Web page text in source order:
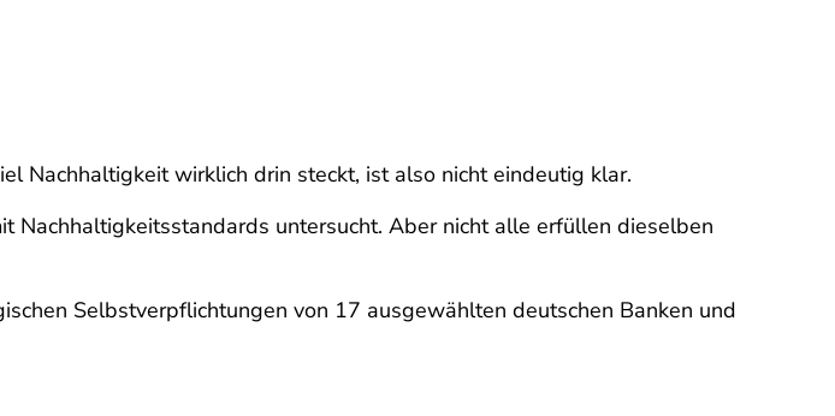
Nachhaltigkeit wirklich drin steckt, ist also nicht eindeutig klar.
Nachhaltigkeitsstandards untersucht. Aber nicht alle erfüllen dieselben
Selbstverpflichtungen von 17 ausgewählten deutschen Banken und